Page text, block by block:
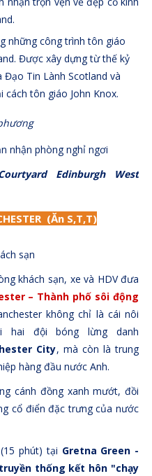
những công trình tôn giáo
Được xây dựng từ thế kỷ
Tin Lành Scotland và
cách tôn giáo John Knox.
nhận phòng nghỉ ngơi
Edinburgh West
(Ăn S,T,T)
sạn
khách sạn, xe và HDV đưa
– Thành phố sôi động
không chỉ là cái nôi
hai đội bóng lừng danh
City, mà còn là trung
hàng đầu nước Anh.
cánh đồng xanh mướt, đồi
cổ điển đặc trưng của nước
phút) tại Gretna Green -
truyền thống kết hôn "chạy